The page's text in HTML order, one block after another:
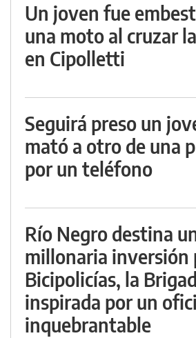
Un joven fue
una moto al cruzar
en Cipolletti
Seguirá preso un
mató a otro de una
por un teléfono
Río Negro destina
millonaria inversión
Bicipolicías, la
inspirada por un
inquebrantable